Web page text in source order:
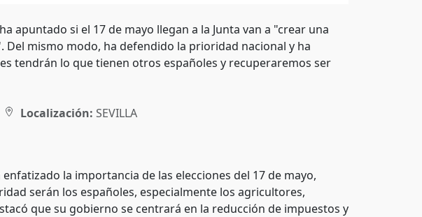
apuntado si el 17 de mayo llegan a la Junta van a "crear una
mismo modo, ha defendido la prioridad nacional y ha
tendrán lo que tienen otros españoles y recuperaremos ser
Localización: SEVILLA
la importancia de las elecciones del 17 de mayo,
serán los españoles, especialmente los agricultores,
que su gobierno se centrará en la reducción de impuestos y